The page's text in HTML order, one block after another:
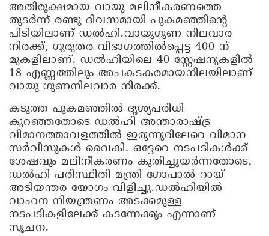
അതിരൂക്ഷമായ വായു മലിനീകരണത്തെ
തുടർന്ന് രണ്ടു ദിവസമായി പുകമഞ്ഞിന്റെ
പിടിയിലാണ് ഡൽഹി.വായുഗുണ നിലവാര
നിരക്ക്, ഗുരുതര വിഭാഗത്തിൽപ്പെട്ട 400 ന്
മുകളിലാണ്. ഡൽഹിയിലെ 40 സ്റ്റേഷനുകളിൽ
18 എണ്ണത്തിലും അപകടകരമായനിലയിലാണ്
വായു ഗുണനിലവാര നിരക്ക്.
കടുത്ത പുകമഞ്ഞിൽ ദൃശ്യപരിധി
കുറഞ്ഞതോടെ ഡൽഹി അന്താരാഷ്ട്ര
വിമാനത്താവളത്തിൽ ഇരുന്നൂറിലേറെ വിമാന
സർവീസുകൾ വൈകി. ഒട്ടേറെ നടപടികൾക്ക്
ശേഷവും മലിനീകരണം കുതിച്ചുയർന്നതോടെ,
ഡൽഹി പരിസ്ഥിതി മന്ത്രി ഗോപാൽ റായ്
അടിയന്തര യോഗം വിളിച്ചു.ഡൽഹിയിൽ
വാഹന നിയന്ത്രണം അടക്കമുള്ള
നടപടികളിലേക്ക് കടന്നേക്കും എന്നാണ്
സൂചന.